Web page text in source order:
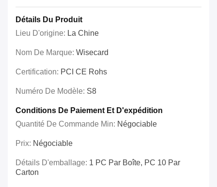
Détails Du Produit
Lieu D'origine: La Chine
Nom De Marque: Wisecard
Certification: PCI CE Rohs
Numéro De Modèle: S8
Conditions De Paiement Et D'expédition
Quantité De Commande Min: Négociable
Prix: Négociable
Détails D'emballage: 1 PC Par Boîte, PC 10 Par
Carton